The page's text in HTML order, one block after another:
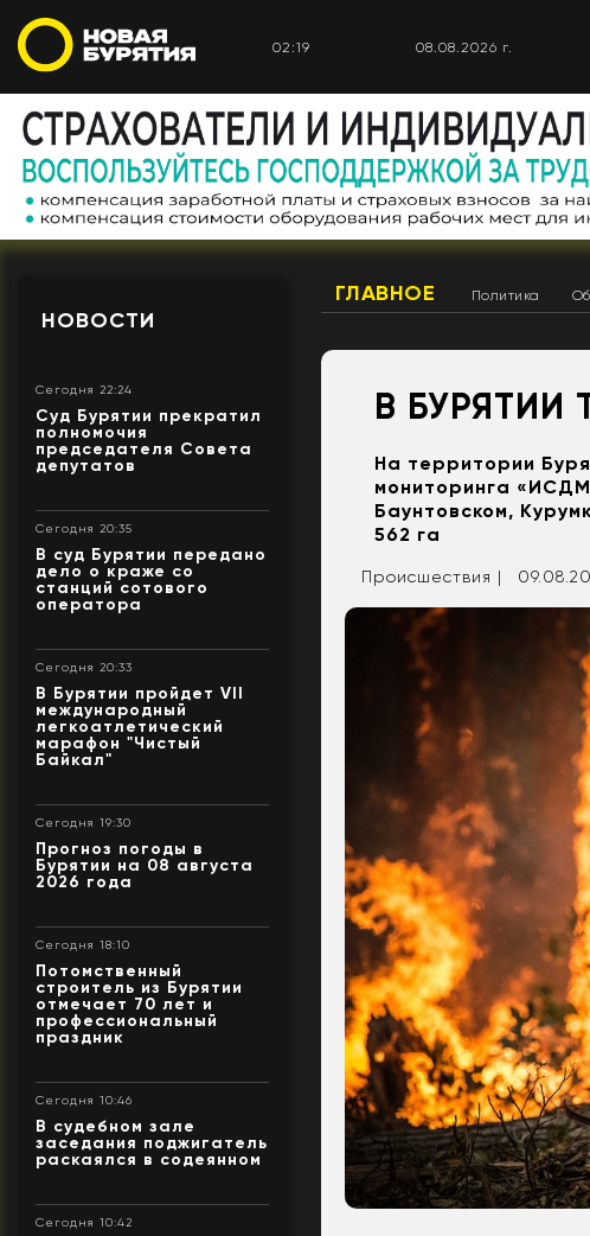
02:20 08.08.2026 г.
НОВОСТИ
Сегодня 22:24
Суд Бурятии прекратил
полномочия
председателя Совета
депутатов
Сегодня 20:35
В суд Бурятии передано
дело о краже со
станций сотового
оператора
Сегодня 20:33
В Бурятии пройдет VII
международный
легкоатлетический
марафон "Чистый
Байкал"
Сегодня 19:30
Прогноз погоды в
Бурятии на 08 августа
2026 года
Сегодня 18:10
Потомственный
строитель из Бурятии
отмечает 70 лет и
профессиональный
праздник
Сегодня 10:46
В судебном зале
заседания поджигатель
раскаялся в содеянном
Сегодня 10:42
ГЛАВНОЕ Политика
В БУРЯТИИ
На территории
мониторинга
Баунтовском,
562 га
Происшествия |